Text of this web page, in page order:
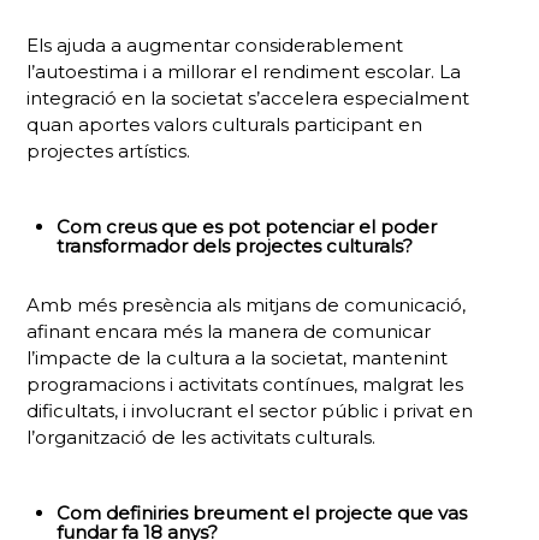
Els ajuda a augmentar considerablement
l’autoestima i a millorar el rendiment escolar. La
integració en la societat s’accelera especialment
quan aportes valors culturals participant en
projectes artístics.
Com creus que es pot potenciar el poder
transformador dels projectes culturals?
Amb més presència als mitjans de comunicació,
afinant encara més la manera de comunicar
l’impacte de la cultura a la societat, mantenint
programacions i activitats contínues, malgrat les
dificultats, i involucrant el sector públic i privat en
l’organització de les activitats culturals.
Com definiries breument el projecte que vas
fundar fa 18 anys?